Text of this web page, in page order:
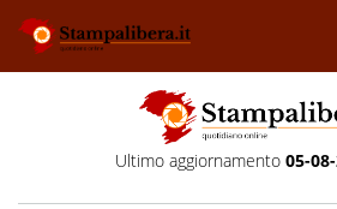
Ultimo aggiornamento 05-